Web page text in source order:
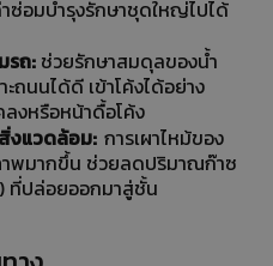
ซ่อมบำรุงรักษาชุดใหญ่ไปได้
รถ: ช่วยรักษาสมดุลของน้ำ
ถนนได้ดี เข้าโค้งได้อย่าง
ลงหรือหน้าดื้อโค้ง
งแวดล้อม: การเผาไหม้ของ
าพมากขึ้น ช่วยลดปริมาณก๊าซ
ที่ปล่อยออกมาสู่ชั้น